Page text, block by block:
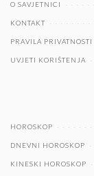
O SAVJETNICI
KONTAKT
PRAVILA PRIVATNOSTI
UVJETI KORIŠTENJA
HOROSKOP
DNEVNI HOROSKOP
KINESKI HOROSKOP